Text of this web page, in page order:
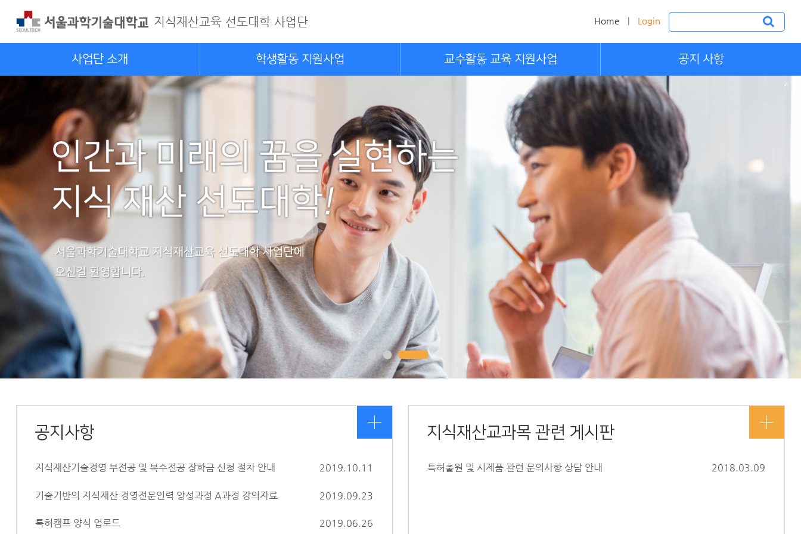
지식재산교육 선도대학 사업단 Home Login
사업단 소개 학생활동 지원사업 교수활동 교육 지원사업 공지 사항
공지사항
지식재산기술경영 부전공 및 복수전공 장학금 신청 절차 안내 2019.10.11
기술기반의 지식재산 경영전문인력 양성과정 A과정 강의자료 2019.09.23
특허캠프 양식 업로드 2019.06.26
지식재산교과목 관련 게시판
특허출원 및 시제품 관련 문의사항 상담 안내 2018.03.09